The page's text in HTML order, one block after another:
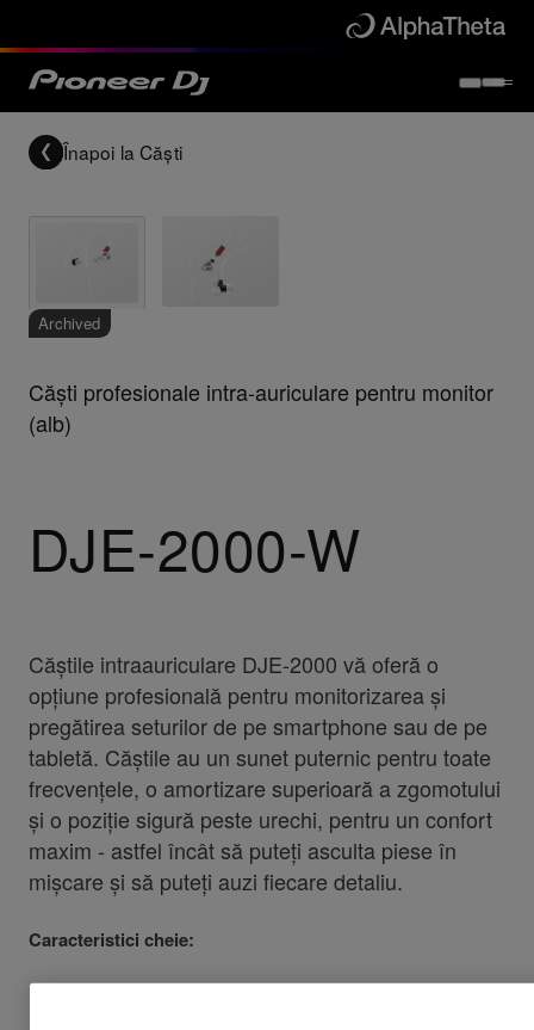
Înapoi la Căști
Archived
Căști profesionale intra-auriculare pentru monitor
(alb)
DJE-2000-W
Căștile intraauriculare DJE-2000 vă oferă o
opțiune profesională pentru monitorizarea și
pregătirea seturilor de pe smartphone sau de pe
tabletă. Căștile au un sunet puternic pentru toate
frecvențele, o amortizare superioară a zgomotului
și o poziție sigură peste urechi, pentru un confort
maxim - astfel încât să puteți asculta piese în
mișcare și să puteți auzi fiecare detaliu.
Caracteristici cheie: